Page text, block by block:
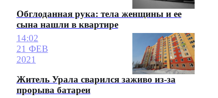
Обглоданная рука: тела женщины и ее
сына нашли в квартире
14:02
21 ФЕВ
2021
Житель Урала сварился заживо из-за
прорыва батареи